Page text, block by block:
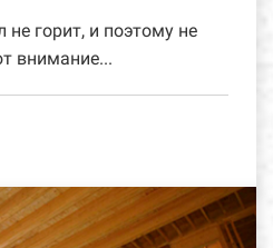
не горит, и поэтому не
внимание...